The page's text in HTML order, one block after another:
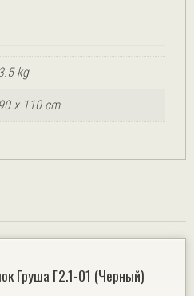
kg
90 x 110 cm
Груша Г2.1-01 (Черный)